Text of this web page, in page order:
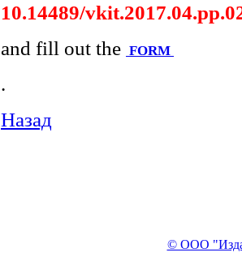
10.14489/
and fill out the FORM
.
Назад
© ООО